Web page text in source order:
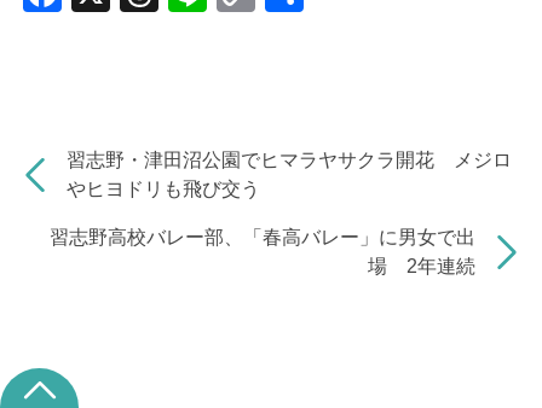
b
o
o
d
s
Li
k
習志野・津田沼公園でヒマラヤサクラ開花 メジロ
やヒヨドリも飛び交う
習志野高校バレー部、「春高バレー」に男女で出
場 2年連続